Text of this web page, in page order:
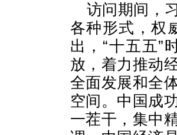
访问期间，
各种形式，权
出，“十五五”
放，着力推动
全面发展和全
空间。中国成
一茬干，集中